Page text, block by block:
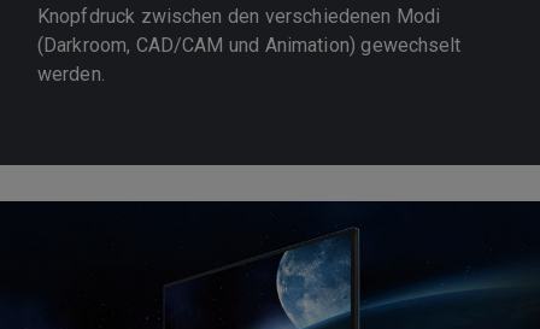
Knopfdruck zwischen den verschiedenen Modi
(Darkroom, CAD/CAM und Animation) gewechselt
werden.